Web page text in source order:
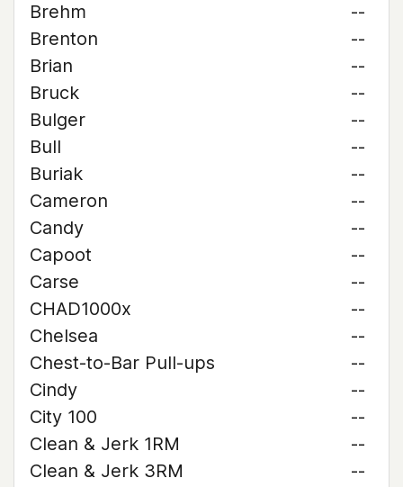
Brehm
--
Brenton
--
Brian
--
Bruck
--
Bulger
--
Bull
--
Buriak
--
Cameron
--
Candy
--
Capoot
--
Carse
--
CHAD1000x
--
Chelsea
--
Chest-to-Bar Pull-ups
--
Cindy
--
City 100
--
Clean & Jerk 1RM
--
Clean & Jerk 3RM
--